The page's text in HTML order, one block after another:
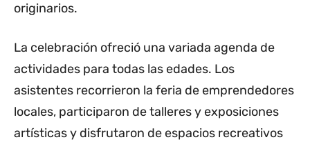
originarios.
La celebración ofreció una variada agenda de
actividades para todas las edades. Los
asistentes recorrieron la feria de emprendedores
locales, participaron de talleres y exposiciones
artísticas y disfrutaron de espacios recreativos